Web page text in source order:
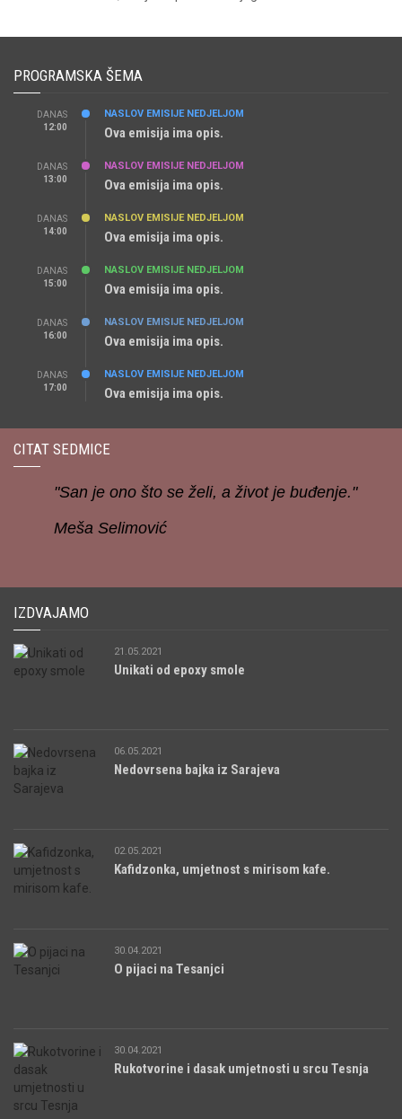
PROGRAMSKA ŠEMA
DANAS
12:00
NASLOV EMISIJE NEDJELJOM
Ova emisija ima opis.
DANAS
13:00
NASLOV EMISIJE NEDJELJOM
Ova emisija ima opis.
DANAS
14:00
NASLOV EMISIJE NEDJELJOM
Ova emisija ima opis.
DANAS
15:00
NASLOV EMISIJE NEDJELJOM
Ova emisija ima opis.
DANAS
16:00
NASLOV EMISIJE NEDJELJOM
Ova emisija ima opis.
DANAS
17:00
NASLOV EMISIJE NEDJELJOM
Ova emisija ima opis.
CITAT SEDMICE
"San je ono što se želi, a život je buđenje."
Meša Selimović
IZDVAJAMO
21.05.2021
Unikati od epoxy smole
06.05.2021
Nedovrsena bajka iz Sarajeva
02.05.2021
Kafidzonka, umjetnost s mirisom kafe.
30.04.2021
O pijaci na Tesanjci
30.04.2021
Rukotvorine i dasak umjetnosti u srcu Tesnja